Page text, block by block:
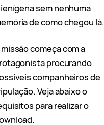
sem nenhuma
de como chegou lá.
começa com a
procurando
companheiros de
Veja abaixo o
para realizar o